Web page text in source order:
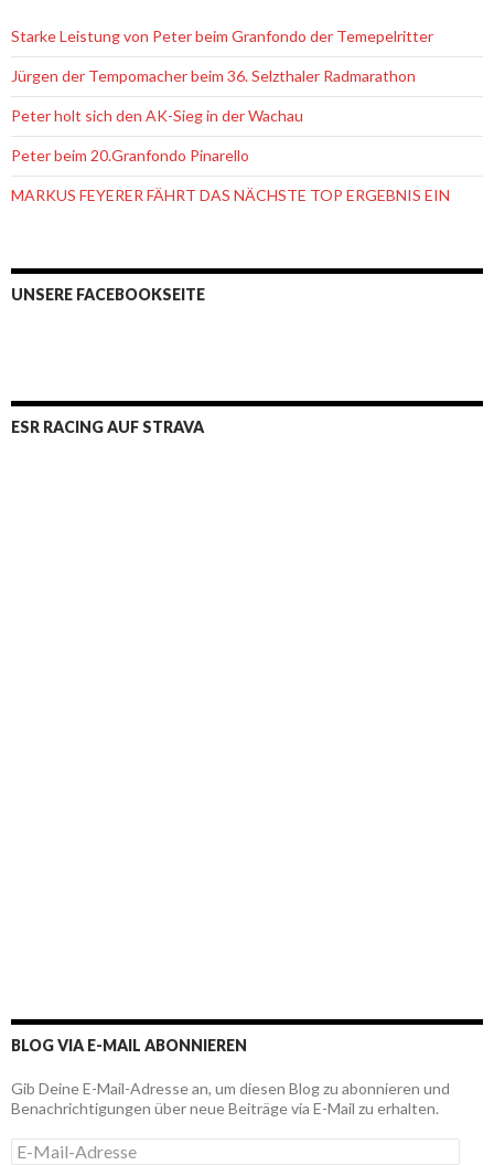
Starke Leistung von Peter beim Granfondo der Temepelritter
Jürgen der Tempomacher beim 36. Selzthaler Radmarathon
Peter holt sich den AK-Sieg in der Wachau
Peter beim 20.Granfondo Pinarello
MARKUS FEYERER FÄHRT DAS NÄCHSTE TOP ERGEBNIS EIN
UNSERE FACEBOOKSEITE
ESR RACING AUF STRAVA
BLOG VIA E-MAIL ABONNIEREN
Gib Deine E-Mail-Adresse an, um diesen Blog zu abonnieren und
Benachrichtigungen über neue Beiträge via E-Mail zu erhalten.
E